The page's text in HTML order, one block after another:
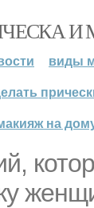
виды
на